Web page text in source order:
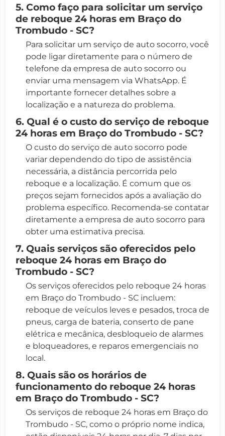
5. Como faço para solicitar um serviço
de reboque 24 horas em Braço do
Trombudo - SC?
Para solicitar um serviço de auto socorro, você
pode ligar diretamente para o número de
telefone da empresa de auto socorro ou
enviar uma mensagem via WhatsApp. É
importante fornecer detalhes sobre a
localização e a natureza do problema.
6. Qual é o custo do serviço de reboque
24 horas em Braço do Trombudo - SC?
O custo do serviço de auto socorro pode
variar dependendo do tipo de assistência
necessária, a distância percorrida pelo
reboque e a localização. É comum que os
preços sejam fornecidos após a avaliação do
problema específico. Recomenda-se contatar
diretamente a empresa de auto socorro para
obter uma estimativa precisa.
7. Quais serviços são oferecidos pelo
reboque 24 horas em Braço do
Trombudo - SC?
Os serviços oferecidos pelo reboque 24 horas
em Braço do Trombudo - SC incluem:
reboque de veículos leves e pesados, troca de
pneus, carga de bateria, conserto de pane
elétrica e mecânica, desbloqueio de alarmes
e bloqueadores, e reparos emergenciais no
local.
8. Quais são os horários de
funcionamento do reboque 24 horas
em Braço do Trombudo - SC?
Os serviços de reboque 24 horas em Braço do
Trombudo - SC, como o próprio nome indica,